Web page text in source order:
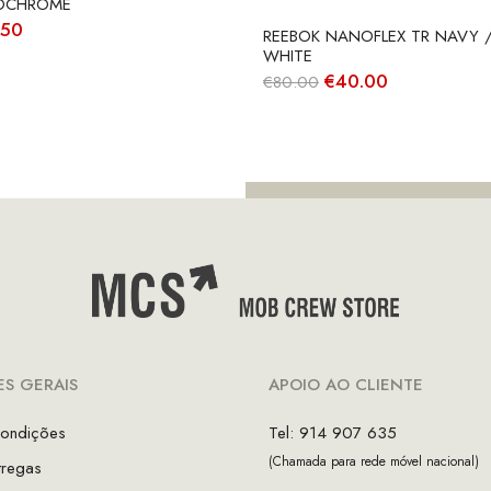
REEBOK NANOFLEX TR
WHITE
€80.00 O
€40.00
GERAIS
APOIO AO CLIENTE
Tel: 914 907 635
(Chamada para rede móvel nacional)